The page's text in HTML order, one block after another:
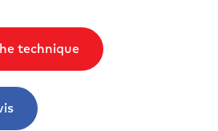
technique